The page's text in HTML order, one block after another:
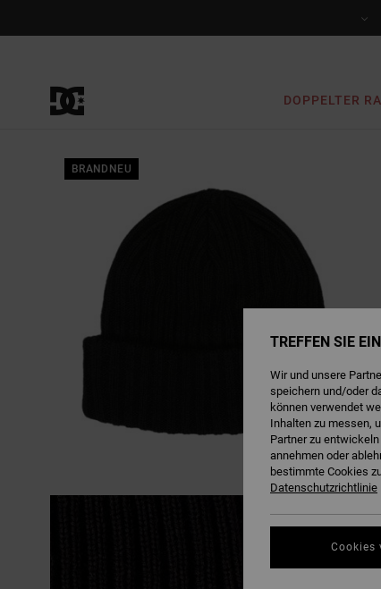
DOPPELTER
BRANDNEU
TREFFEN SIE
Wir und unsere
speichern und/oder
können verwendet
Inhalten zu messen,
Partner zu
annehmen oder
bestimmte Cookies
Datenschutzrichtlinie
Cookies